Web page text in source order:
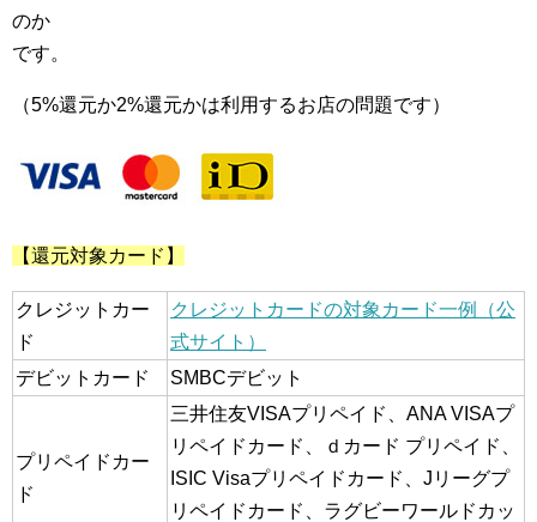
のか
です。
（5%還元か2%還元かは利用するお店の問題です）
【還元対象カード】
クレジットカー
ド
クレジットカードの対象カード一例（公
式サイト）
デビットカード
SMBCデビット
プリペイドカー
ド
三井住友VISAプリペイド、ANA VISAプ
リペイドカード、ｄカード プリペイド、
ISIC Visaプリペイドカード、Jリーグプ
リペイドカード、ラグビーワールドカッ